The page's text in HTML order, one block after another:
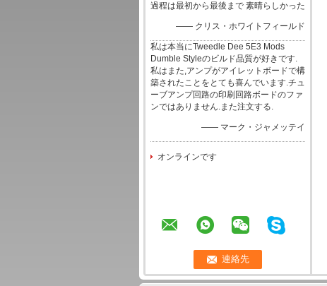
過程は最初から最後まで 素晴らしかった
—— クリス・ホワイトフィールド
私は本当にTweedle Dee 5E3 Mods
Dumble Styleのビルド品質が好きです.
私はまた,アンプがアイレットボードで構
築されたことをとても喜んでいます.チュ
ーブアンプ回路の印刷回路ボードのファ
ンではありません.また注文する.
—— マーク・ジャメッテイ
オンラインです